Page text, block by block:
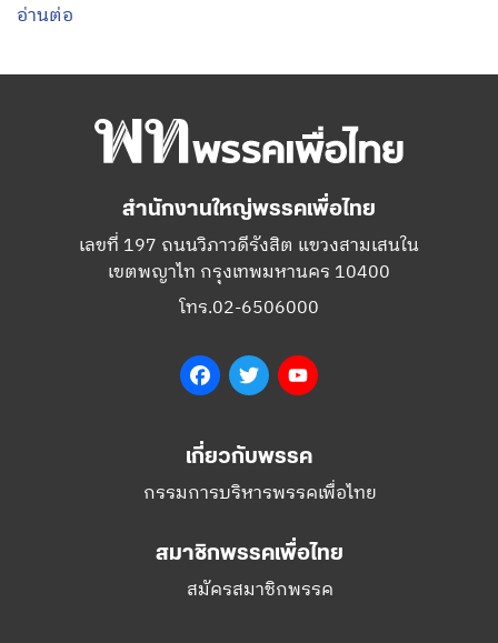
อ่านต่อ
สำนักงานใหญ่พรรคเพื่อไทย
เลขที่ 197 ถนนวิภาวดีรังสิต แขวงสามเสนใน
เขตพญาไท กรุงเทพมหานคร 10400
โทร.02-6506000
FacebookTwitter
เกี่ยวกับพรรค
กรรมการบริหารพรรคเพื่อไทย
สมาชิกพรรคเพื่อไทย
สมัครสมาชิกพรรค